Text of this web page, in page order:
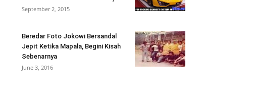
September 2, 2015
Beredar Foto Jokowi Bersandal
Jepit Ketika Mapala, Begini Kisah
Sebenarnya
June 3, 2016